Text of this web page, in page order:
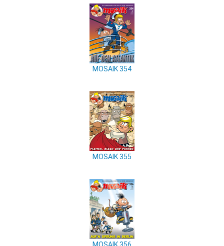
MOSAIK 354
MOSAIK 355